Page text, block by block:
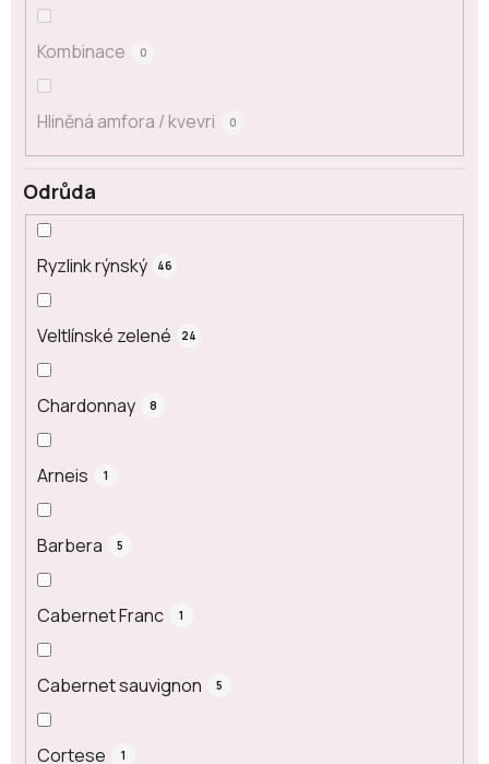
Odrůda
Ryzlink rýnský 46
Veltlínské zelené 24
Chardonnay 8
Arneis 1
Barbera 5
Cabernet Franc 1
Cabernet sauvignon 5
Cortese 1
Kombinace 0
Hliněná amfora / kvevri 0